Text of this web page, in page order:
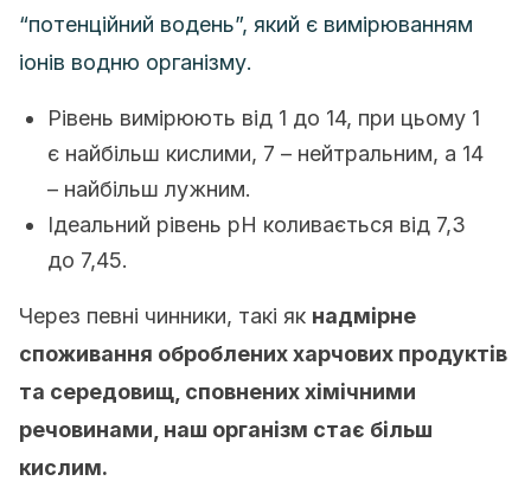
“потенційний водень”, який є вимірюванням
іонів водню організму.
Рівень вимірюють від 1 до 14, при цьому 1
є найбільш кислими, 7 – нейтральним, а 14
– найбільш лужним.
Ідеальний рівень рН коливається від 7,3
до 7,45.
Через певні чинники, такі як надмірне
споживання оброблених харчових продуктів
та середовищ, сповнених хімічними
речовинами, наш організм стає більш
кислим.